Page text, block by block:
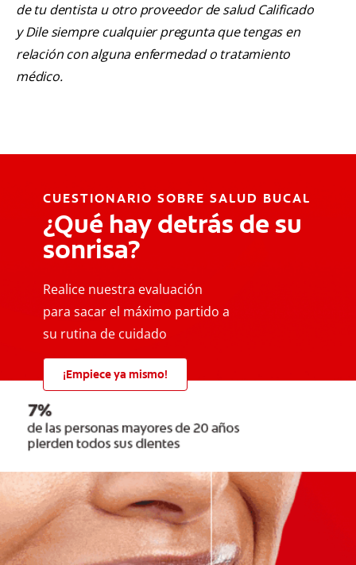
de tu dentista u otro proveedor de salud Calificado
y Dile siempre cualquier pregunta que tengas en
relación con alguna enfermedad o tratamiento
médico.
CUESTIONARIO SOBRE SALUD BUCAL
¿Qué hay detrás de su
sonrisa?
Realice nuestra evaluación
para sacar el máximo partido a
su rutina de cuidado
¡Empiece ya mismo!